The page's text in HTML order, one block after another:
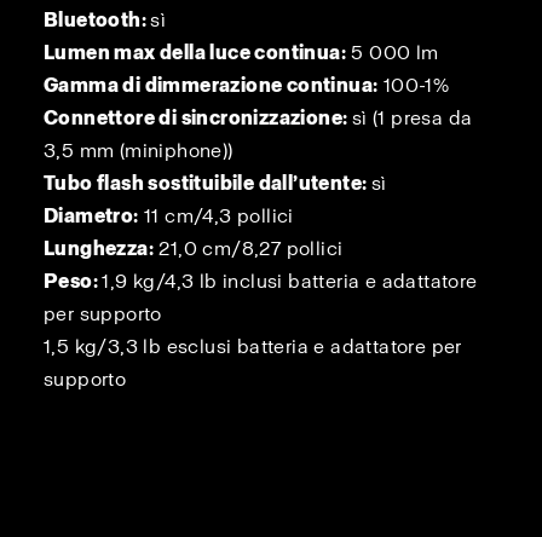
Bluetooth:sì
Lumen max della luce continua: 5 000 lm
Gamma di dimmerazione continua: 100-1%
Connettore di sincronizzazione: sì (1 presa da
3,5 mm (miniphone))
Tubo flash sostituibile dall’utente: sì
Diametro: 11 cm/4,3 pollici
Lunghezza: 21,0 cm/8,27 pollici
Peso:1,9 kg/4,3 lb inclusi batteria e adattatore
per supporto
1,5 kg/3,3 lb esclusi batteria e adattatore per
supporto